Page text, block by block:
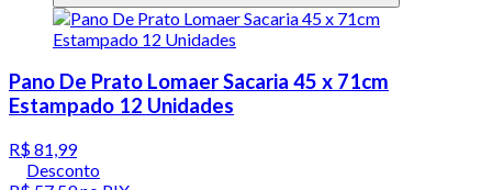
Pano De Prato Lomaer Sacaria 45 x 71cm
Estampado 12 Unidades
R$ 81,99
Desconto